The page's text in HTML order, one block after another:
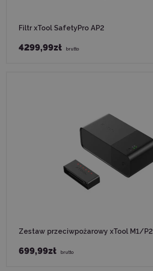
Filtr xTool SafetyPro AP2
4299,99zł brutto
Zestaw przeciwpożarowy xTool M1/P2
699,99zł brutto